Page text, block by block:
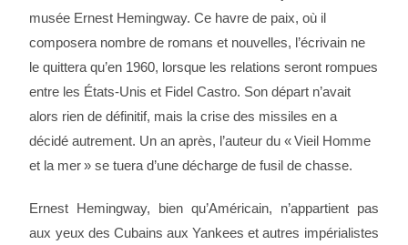
musée Ernest Hemingway. Ce havre de paix, où il
composera nombre de romans et nouvelles, l’écrivain ne
le quittera qu’en 1960, lorsque les relations seront rompues
entre les États-Unis et Fidel Castro. Son départ n’avait
alors rien de définitif, mais la crise des missiles en a
décidé autrement. Un an après, l’auteur du « Vieil Homme
et la mer » se tuera d’une décharge de fusil de chasse.
Ernest Hemingway, bien qu’Américain, n’appartient pas
aux yeux des Cubains aux Yankees et autres impérialistes